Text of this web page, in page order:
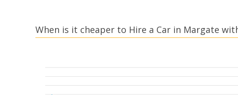
When is it cheaper to Hire a Car in Margate